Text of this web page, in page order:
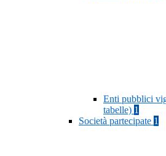
Enti pubblici
tabelle) 1
Società partecipate 1